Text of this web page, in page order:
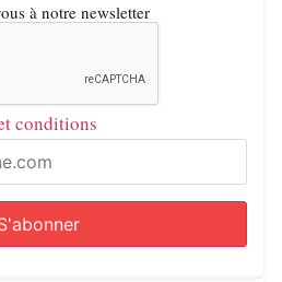
à notre newsletter
conditions